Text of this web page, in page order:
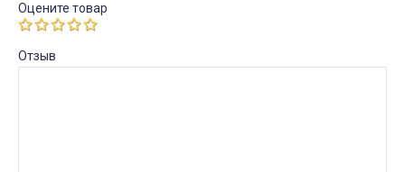
Оцените товар
Отзыв